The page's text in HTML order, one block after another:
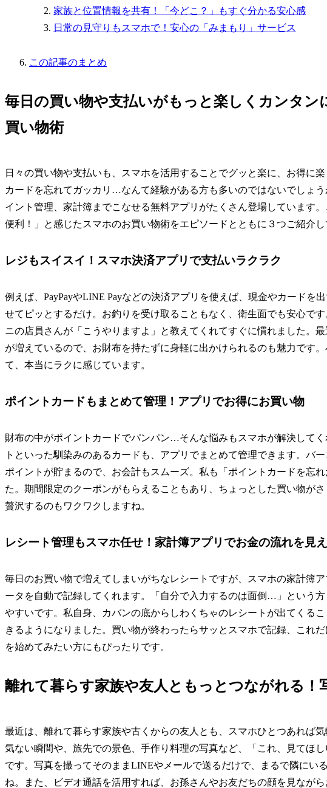
家族と位置情報を共有！「今どこ？」もすぐ分かる安心感
日常の見守りもスマホで！安心の「みまもり」サービス
この記事のまとめ
毎日の買い物や支払いがもっと楽しくカンタン
買い物術
日々の買い物や支払いも、スマホを活用することでグッと楽に、お得に
カードを忘れてガッカリ…なんて経験がある方も多いのではないでしょ
イント管理、家計簿までこなせる無料アプリがたくさん登場しています
便利！」と感じたスマホのお買い物術をエピソードとともに３つご紹介し
レジもスイスイ！スマホ決済アプリで支払いラクラク
例えば、PayPayやLINE Payなどの決済アプリを使えば、現金やカードを
せてピッとするだけ。お釣りを受け取ることもなく、衛生面でも安心で
ニの店員さんが「こうやりますよ」と教えてくれてすぐに慣れました。
が増えているので、お財布を持たずに身軽に出かけられるのも魅力です
て、本当にラクに感じています。
ポイントカードもまとめて管理！アプリでお得にお買い物
財布の中がポイントカードでパンパン…そんな悩みもスマホが解決して
トといった馴染みのあるカードも、アプリでまとめて管理できます。バ
ポイントが貯まるので、お会計もスムーズ。私も「ポイントカードを忘
た。期間限定のクーポンがもらえることもあり、ちょっとした買い物が
贅沢するのもワクワクしますね。
レシート管理もスマホ任せ！家計簿アプリでお金の流れを見
毎日のお買い物で増えてしまいがちなレシートですが、スマホの家計簿
ータを自動で記録してくれます。「自分で入力するのは面倒…」という
やすいです。私自身、カバンの底からしわくちゃのレシートが出てくる
きるようになりました。買い物が終わったらサッとスマホで記録、これ
を始めてみたい方にもぴったりです。
離れて暮らす家族や友人ともっとつながれる！
最近は、離れて暮らす家族や古くからの友人とも、スマホひとつあれば
気ない瞬間や、旅先での景色、手作り料理の写真など、「これ、見てほ
です。写真を撮ってそのままLINEやメールで送るだけで、まるで隣にい
ね。また、ビデオ通話を活用すれば、お孫さんやお友だちの顔を見なが